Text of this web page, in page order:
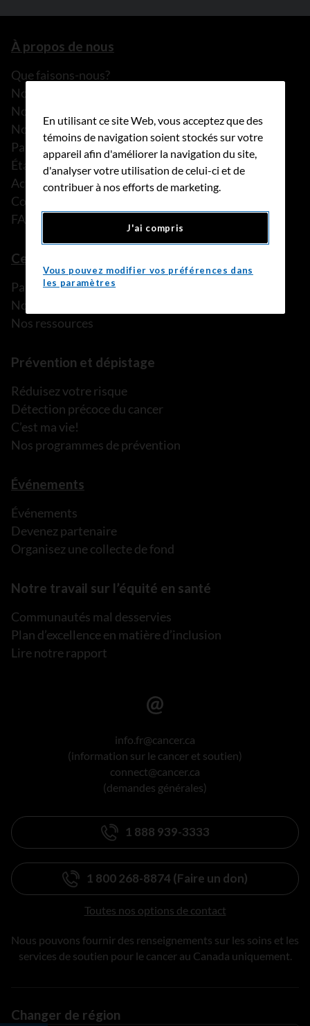
À propos de nous
Que faisons-nous?
Notre histoire
Nos histoires
Notre équipe
Partenariats
États financiers
Actualités
Communiqués de presse
FAQ
Ce que nous pouvons faire
Parler à une personne de confiance
Nos programmes et services
Nos ressources
Prévention et dépistage
Réduisez votre risque
Détection précoce du cancer
C’est ma vie!
Nos programmes de prévention
Événements
Événements
Devenez partenaire
Organisez une collecte de fond
Notre travail sur l’équité en santé
Communautés mal desservies
Plan d’excellence en matière d’inclusion
Lire notre rapport
info.fr@cancer.ca
(information sur le cancer et soutien)
connect@cancer.ca
(demandes générales)
1 888 939-3333
1 800 268-8874 (Faire un don)
Toutes nos options de contact
Nous pouvons fournir des renseignements sur les soins et les
services de soutien pour le cancer au Canada uniquement.
Changer de région
En utilisant ce site Web, vous acceptez que des
témoins de navigation soient stockés sur votre
appareil afin d'améliorer la navigation du site,
d'analyser votre utilisation de celui-ci et de
contribuer à nos efforts de marketing.
J'ai compris
Vous pouvez modifier vos préférences dans
les paramètres